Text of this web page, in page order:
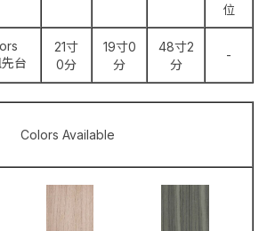
位
台
21寸
0分
19寸0
分
48寸2
分
-
Colors Available